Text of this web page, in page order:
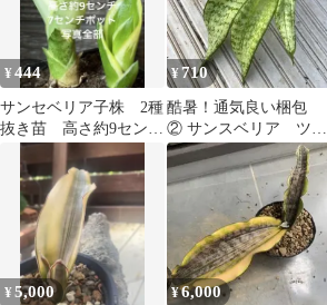
¥444
サンセベリア子株 2種
抜き苗 高さ約9セン
チ 7センチポット 写
真全部
¥710
酷暑！通気良い梱包
② サンスベリア ツイ
スター 子株 株分け
苗 観葉植物
¥5,000 ¥6,000